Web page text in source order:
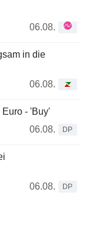
06.08.
in die
06.08.
- 'Buy'
06.08.
DP
06.08.
DP